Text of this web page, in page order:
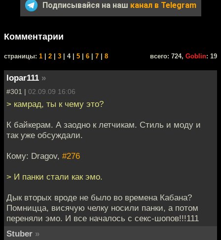
Подписывайся на наш канал в Telegram
Комментарии
cтраницы: 1 2 3 | 4 | 5 6 7 8 всего: 724, Goblin: 19
lopar111 »
#301 | 02.09.09 16:06
> камрад, ты к чему это?
К байкерам. А заодно к летчикам. Стиль и моду и
так уже обсуждали.
Кому: Dragov, #276
> И панки стали как эмо.
Дык вторых вроде не было во времена Кабана?
Помницца, висячую челку носили панки, а потом
переняли эмо. И все началось с секс-шопов!!!111
Stuber »